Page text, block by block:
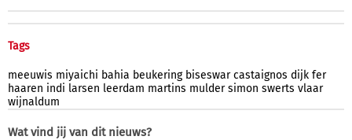
Tags
meeuwis miyaichi bahia beukering biseswar castaignos dijk fer
haaren indi larsen leerdam martins mulder simon swerts vlaar
wijnaldum
Wat vind jij van dit nieuws?